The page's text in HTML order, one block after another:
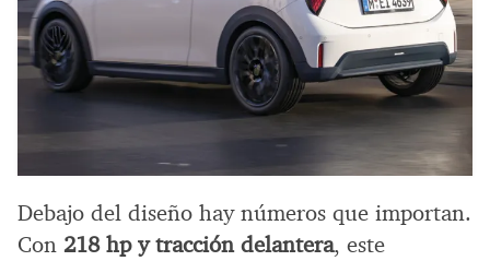
Debajo del diseño hay números que importan.
Con 218 hp y tracción delantera, este